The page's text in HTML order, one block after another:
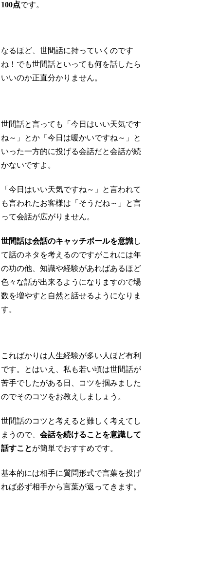
100点です。
なるほど、世間話に持っていくのです
ね！でも世間話といっても何を話したら
いいのか正直分かりません。
世間話と言っても「今日はいい天気です
ね～」とか「今日は暖かいですね～」と
いった一方的に投げる会話だと会話が続
かないですよ。
「今日はいい天気ですね～」と言われて
も言われたお客様は「そうだね～」と言
って会話が広がりません。
世間話は会話のキャッチボールを意識し
て話のネタを考えるのですがこれには年
の功の他、知識や経験があればあるほど
色々な話が出来るようになりますので場
数を増やすと自然と話せるようになりま
す。
こればかりは人生経験が多い人ほど有利
です。とはいえ、私も若い頃は世間話が
苦手でしたがある日、コツを掴みました
のでそのコツをお教えしましょう。
世間話のコツと考えると難しく考えてし
まうので、会話を続けることを意識して
話すことが簡単でおすすめです。
基本的には相手に質問形式で言葉を投げ
れば必ず相手から言葉が返ってきます。